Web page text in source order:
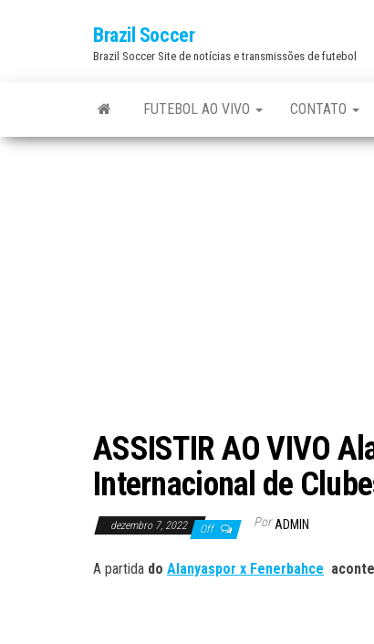
Brazil Soccer
Brazil Soccer Site de notícias e transmissões de futebol
FUTEBOL AO VIVO CONTATO
ASSISTIR AO VIVO
Internacional de
dezembro 7, 2022 Off Por ADMIN
A partida do Alanyaspor x Fenerbahce